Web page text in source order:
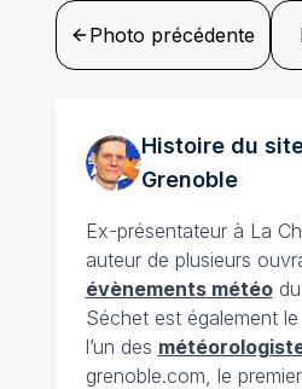
Photo précédente
Histoire du
Grenoble
Ex-présentateur à La
auteur de plusieurs
évènements météodu
Séchet est également
l’un des
grenoble.com, le premier